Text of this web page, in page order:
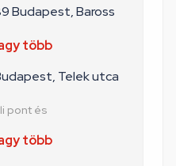
Budapest, Baross
több
Telek utca
pont és
több